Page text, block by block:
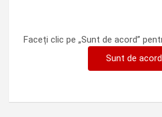
Faceți clic pe „Sunt de acord”
Sunt de